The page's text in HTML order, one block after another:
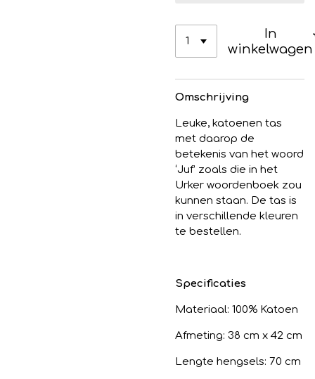
In
winkelwagen
Omschrijving
Leuke, katoenen tas
met daarop de
betekenis van het woord
‘Juf’ zoals die in het
Urker woordenboek zou
kunnen staan. De tas is
in verschillende kleuren
te bestellen.
Specificaties
Materiaal: 100% Katoen
Afmeting: 38 cm x 42 cm
Lengte hengsels: 70 cm